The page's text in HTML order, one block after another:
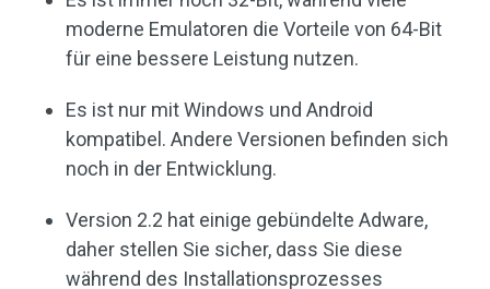
moderne Emulatoren die Vorteile von 64-Bit
für eine bessere Leistung nutzen.
Es ist nur mit Windows und Android
kompatibel. Andere Versionen befinden sich
noch in der Entwicklung.
Version 2.2 hat einige gebündelte Adware,
daher stellen Sie sicher, dass Sie diese
während des Installationsprozesses